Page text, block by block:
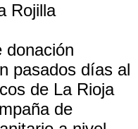
Rojilla
donación
pasados días al
de La Rioja
de